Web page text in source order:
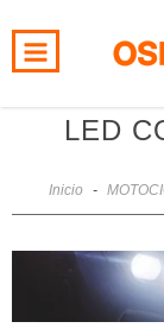
LED
Inicio -